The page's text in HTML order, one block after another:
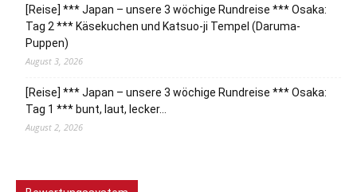
[Reise] *** Japan – unsere 3 wöchige Rundreise *** Osaka:
Tag 2 *** Käsekuchen und Katsuo-ji Tempel (Daruma-
Puppen)
August 3, 2026
[Reise] *** Japan – unsere 3 wöchige Rundreise *** Osaka:
Tag 1 *** bunt, laut, lecker…
August 2, 2026